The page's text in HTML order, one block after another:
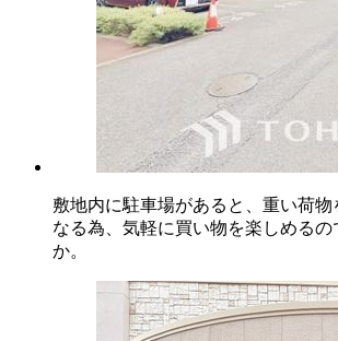
敷地内に駐車場があると、重い荷物
なる為、気軽に買い物を楽しめるの
か。